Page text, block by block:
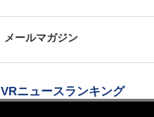
メールマガジン
VRニュースランキング